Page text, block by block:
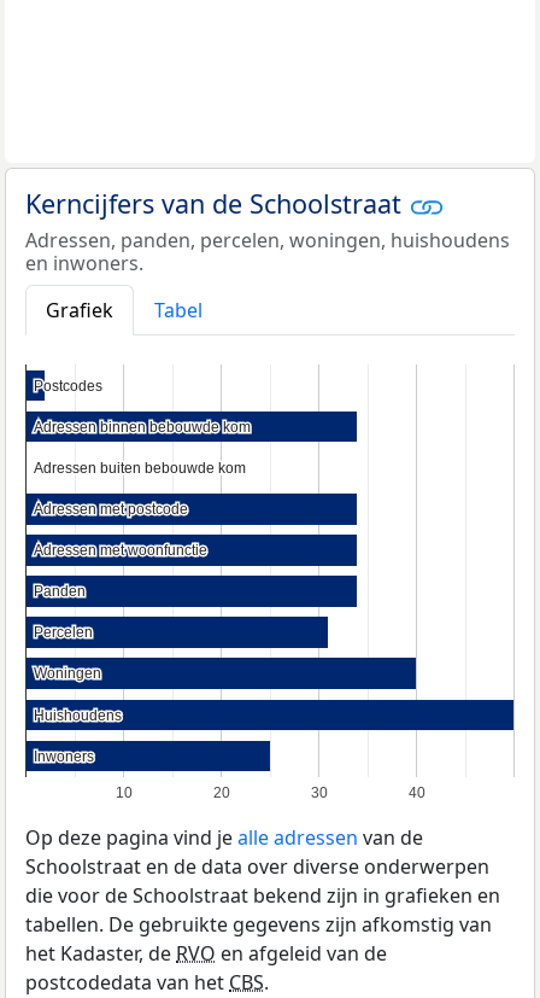
Kerncijfers van de Schoolstraat
Adressen, panden, percelen, woningen, huishoudens
en inwoners.
Grafiek
Tabel
10 20 30 40
Postcodes
Postcodes
Adressen binnen bebouwde kom
Adressen binnen bebouwde kom
Adressen buiten bebouwde kom
Adressen buiten bebouwde kom
Adressen met postcode
Adressen met postcode
Adressen met woonfunctie
Adressen met woonfunctie
Panden
Panden
Percelen
Percelen
Woningen
Woningen
Huishoudens
Huishoudens
Inwoners
Inwoners
Op deze pagina vind jealle adressen van de
Schoolstraat en de data over diverse onderwerpen
die voor de Schoolstraat bekend zijn in grafieken en
tabellen. De gebruikte gegevens zijn afkomstig van
het Kadaster, deRVO en afgeleid van de
postcodedata van hetCBS.